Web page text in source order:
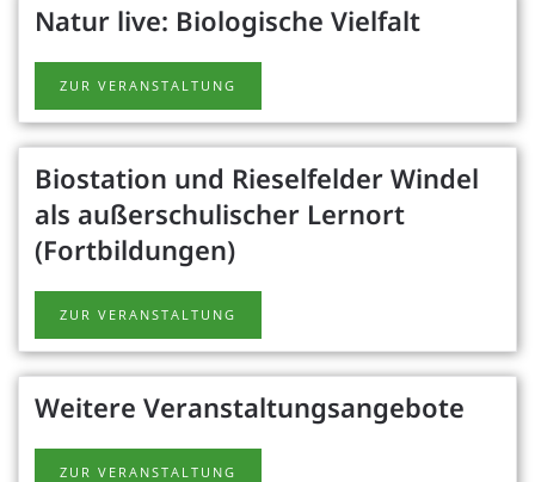
Natur live: Biologische Vielfalt
ZUR VERANSTALTUNG
Biostation und Rieselfelder Windel
als außerschulischer Lernort
(Fortbildungen)
ZUR VERANSTALTUNG
Weitere Veranstaltungsangebote
ZUR VERANSTALTUNG